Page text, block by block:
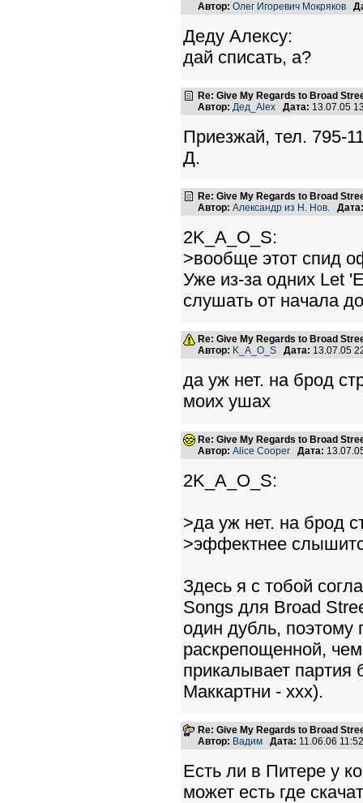
Автор: Олег Игоревич Мокряков
Деду Алексу:
дай списать, а?
Re: Give My Regards to Broad
Автор: Дед_Alex Дата: 13.07.05
Приезжай, тел. 795-
Д.
Re: Give My Regards to Broad
Автор: Александр из Н. Нов. Дата:
2K_A_O_S:
>вообще этот спид
Уже из-за одних Let
слушать от начала
Re: Give My Regards to Broad
Автор: K_A_O_S Дата: 13.07.05
да уж нет. на брод
моих ушах
Re: Give My Regards to Broad
Автор: Alice Cooper Дата:
2K_A_O_S:
>да уж нет. на брод
>эффектнее
Здесь я с тобой
Songs для Broad
один дубль, поэтому
раскрепощенной,
прикалывает партия
Маккартни - ххх).
Re: Give My Regards to Broad
Автор: Вадим Дата: 11.06.06
Есть ли в Питере у
может есть где